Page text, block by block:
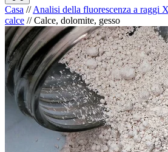
Casa //Analisi della fluorescenza a raggi
calce //Calce, dolomite, gesso